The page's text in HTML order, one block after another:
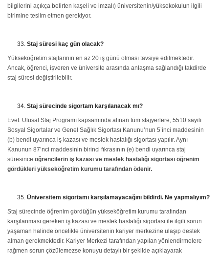
bilgilerini açıkça belirten kaşeli ve imzalı) üniversitenin/yüksekokulun ilgili
birimine teslim etmen gerekiyor.
Staj süresi kaç gün olacak?
Yükseköğretim stajlarının en az 20 iş günü olması tavsiye edilmektedir.
Ancak, öğrenci, işveren ve üniversite arasında anlaşma sağlandığı takdirde
staj süresi değiştirilebilir.
Staj sürecinde sigortam karşılanacak mı?
Evet. Ulusal Staj Programı kapsamında alınan tüm stajyerlere, 5510 sayılı
Sosyal Sigortalar ve Genel Sağlık Sigortası Kanunu’nun 5’inci maddesinin
(b) bendi uyarınca iş kazası ve meslek hastalığı sigortası yapılır. Aynı
Kanunun 87’nci maddesinin birinci fıkrasının (e) bendi uyarınca staj
süresince öğrencilerin iş kazası ve meslek hastalığı sigortası öğrenim
gördükleri yükseköğretim kurumu tarafından ödenir.
Üniversitem sigortamı karşılamayacağını bildirdi. Ne yapmalıyım?
Staj sürecinde öğrenim gördüğün yükseköğretim kurumu tarafından
karşılanması gereken iş kazası ve meslek hastalığı sigortası ile ilgili sorun
yaşaman halinde öncelikle üniversitenin kariyer merkezine ulaşıp destek
alman gerekmektedir. Kariyer Merkezi tarafından yapılan yönlendirmelere
rağmen sorun çözülemezse konuyu detaylı bir şekilde açıklayarak